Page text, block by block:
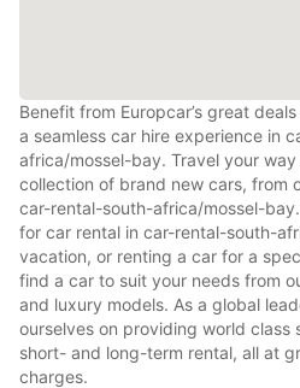
Benefit from Europcar’s great
a seamless car hire experience in
africa/mossel-bay. Travel your
collection of brand new cars, from
car-rental-south-africa/mossel-
for car rental in car-rental-south-
vacation, or renting a car for a
find a car to suit your needs from
and luxury models. As a global
ourselves on providing world class
short- and long-term rental, all at
charges.